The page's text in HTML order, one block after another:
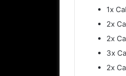
1x
2x
2x
3x
2x